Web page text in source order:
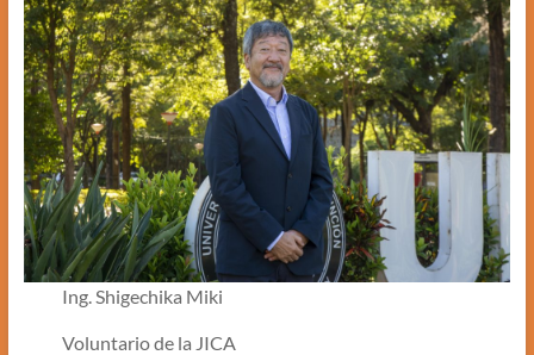
Ing. Shigechika Miki
Voluntario de la JICA